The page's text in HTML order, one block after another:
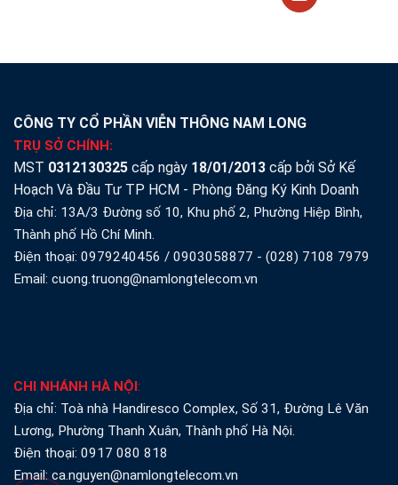
CÔNG TY CỔ PHẦN VIỄN THÔNG NAM LONG
TRỤ SỞ CHÍNH:
MST 0312130325 cấp ngày 18/01/2013 cấp bởi Sở Kế
Hoạch Và Đầu Tư TP HCM - Phòng Đăng Ký Kinh Doanh
Địa chỉ: 13A/3 Đường số 10, Khu phố 2, Phường Hiệp Bình,
Thành phố Hồ Chí Minh.
Điện thoại: 0979240456 / 0903058877 - (028) 7108 7979
Email: cuong.truong@namlongtelecom.vn
CHI NHÁNH HÀ NỘI :
Địa chỉ: Toà nhà Handiresco Complex, Số 31, Đường Lê Văn
Lương, Phường Thanh Xuân, Thành phố Hà Nội.
Điện thoại: 0917 080 818
Email: ca.nguyen@namlongtelecom.vn